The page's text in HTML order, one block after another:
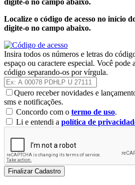
digite-o no campo abaixo.
Localize o código de acesso no início
digite-o no campo abaixo.
Insira todos os números e letras do
espaço ou caractere especial. Você pode
código separando-os por vírgula.
Quero receber novidades e
sms e notificações.
Concordo com o termo de uso.
Li e entendi a política de